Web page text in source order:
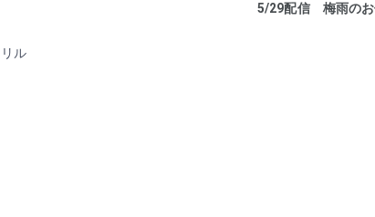
ル
5/29配信 梅雨のお